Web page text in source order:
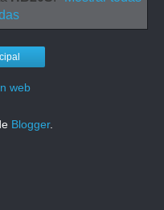
web
Blogger.